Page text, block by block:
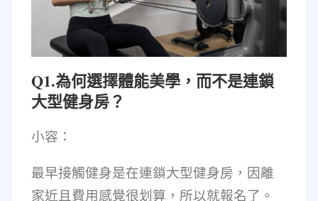
Q1.為何選擇體能美學，而不是連鎖
大型健身房？
小容：
最早接觸健身是在連鎖大型健身房，因離
家近且費用感覺很划算，所以就報名了。